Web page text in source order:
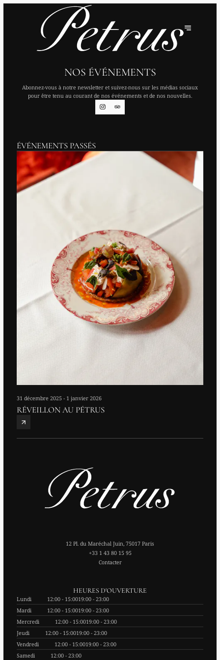
NOS ÉVÉNEMENTS
Abonnez-vous à notre newsletter et suivez-nous sur les médias sociaux
pour être tenu au courant de nos événements et de nos nouvelles.
ÉVÉNEMENTS PASSÉS
31 décembre 2025 - 1 janvier 2026
RÉVEILLON AU PÉTRUS
12 Pl. du Maréchal Juin, 75017 Paris
+33 1 43 80 15 95
Contacter
HEURES D'OUVERTURE
Lundi 12:00 - 15:0019:00 - 23:00
Mardi
12:00 - 15:0019:00 - 23:00
Mercredi
12:00 - 15:0019:00 - 23:00
Jeudi
12:00 - 15:0019:00 - 23:00
Vendredi
12:00 - 15:0019:00 - 23:00
Samedi
12:00 - 23:00